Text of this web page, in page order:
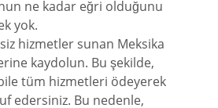
ne kadar eğri olduğunu
yok.
hizmetler sunan Meksika
kaydolun. Bu şekilde,
tüm hizmetleri ödeyerek
edersiniz. Bu nedenle,